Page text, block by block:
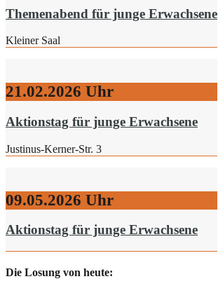
Themenabend für junge Erwachsene
Kleiner Saal
21.02.2026 Uhr
Aktionstag für junge Erwachsene
Justinus-Kerner-Str. 3
09.05.2026 Uhr
Aktionstag für junge Erwachsene
Die Losung von heute: